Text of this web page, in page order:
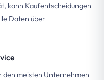
kann Kaufentscheidungen
Daten über
den meisten Unternehmen